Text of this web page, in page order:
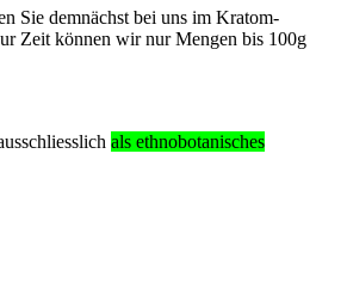
Sie demnächst bei uns im Kratom-
Zeit können wir nur Mengen bis 100g
als ethnobotanisches